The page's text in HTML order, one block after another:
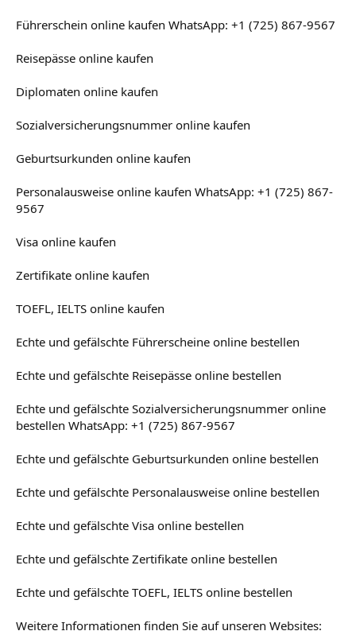
Führerschein online kaufen WhatsApp: +1 (725) 867-9567
Reisepässe online kaufen
Diplomaten online kaufen
Sozialversicherungsnummer online kaufen
Geburtsurkunden online kaufen
Personalausweise online kaufen WhatsApp: +1 (725) 867-
9567
Visa online kaufen
Zertifikate online kaufen
TOEFL, IELTS online kaufen
Echte und gefälschte Führerscheine online bestellen
Echte und gefälschte Reisepässe online bestellen
Echte und gefälschte Sozialversicherungsnummer online
bestellen WhatsApp: +1 (725) 867-9567
Echte und gefälschte Geburtsurkunden online bestellen
Echte und gefälschte Personalausweise online bestellen
Echte und gefälschte Visa online bestellen
Echte und gefälschte Zertifikate online bestellen
Echte und gefälschte TOEFL, IELTS online bestellen
Weitere Informationen finden Sie auf unseren Websites: